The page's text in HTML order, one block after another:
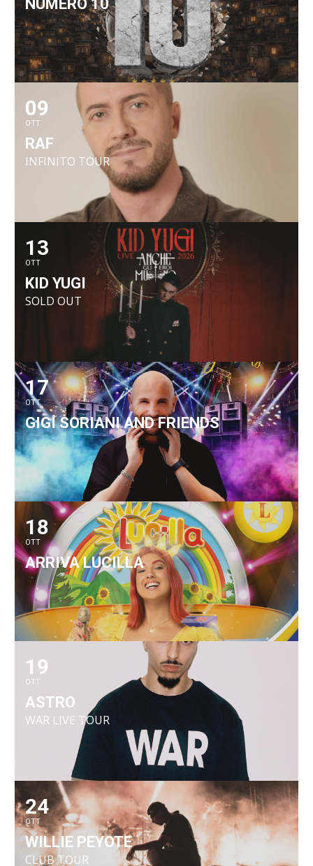
NUMERO 10
09
OTT
RAF
INFINITO TOUR
13
OTT
KID YUGI
SOLD OUT
17
OTT
GIGI SORIANI AND FRIENDS
18
OTT
ARRIVA LUCILLA
19
OTT
ASTRO
WAR LIVE TOUR
24
OTT
WILLIE PEYOTE
CLUB TOUR